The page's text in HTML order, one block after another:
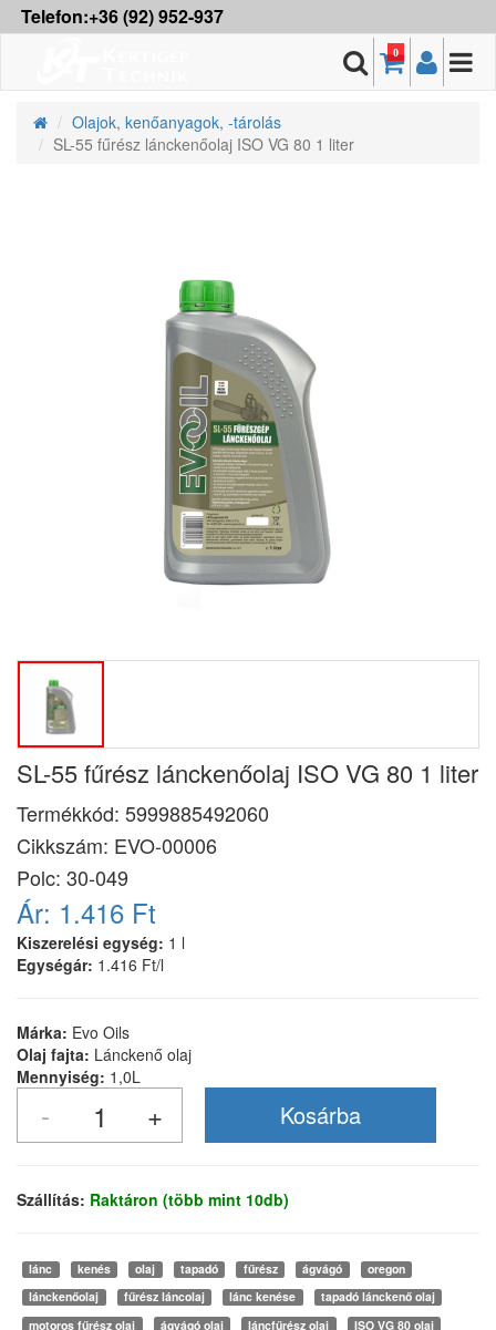
Telefon:+36 (92) 952-937
0
Olajok, kenőanyagok, -tárolás
SL-55 fűrész lánckenőolaj ISO VG 80 1 liter
SL-55 fűrész lánckenőolaj ISO VG 80 1 liter
Termékkód: 5999885492060
Cikkszám: EVO-00006
Polc: 30-049
Ár: 1.416 Ft
Kiszerelési egység: 1 l
Egységár: 1.416 Ft/l
Márka: Evo Oils
Olaj fajta: Lánckenő olaj
Mennyiség: 1,0L
Szállítás: Raktáron (több mint 10db)
lánc kenés olaj tapadó fűrész ágvágó
oregon
lánckenőolaj
fűrész láncolaj lánc kenése
tapadó lánckenő olaj
motoros fűrész olaj
ágvágó olaj láncfűrész olaj
ISO VG 80 olaj